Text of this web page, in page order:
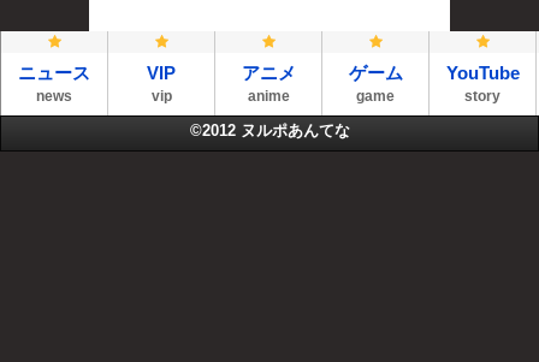
ニュース
news
VIP
vip
アニメ
anime
ゲーム
game
YouTube
story
©2012 ヌルポあんてな